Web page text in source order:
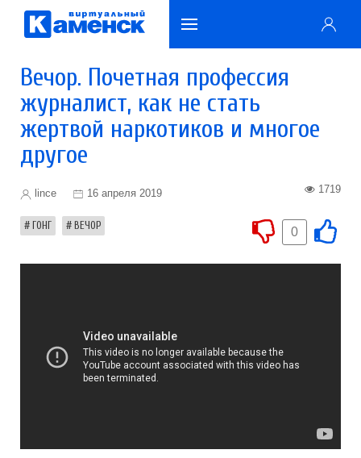
Вечор. Почетная профессия
журналист, как не стать
жертвой наркотиков и многое
другое
lince 16 апреля 2019 1719
ГОНГ ВЕЧОР 0